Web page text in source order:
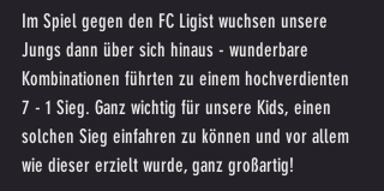
Im Spiel gegen den FC Ligist wuchsen unsere
Jungs dann über sich hinaus - wunderbare
Kombinationen führten zu einem hochverdienten
7 - 1 Sieg. Ganz wichtig für unsere Kids, einen
solchen Sieg einfahren zu können und vor allem
wie dieser erzielt wurde, ganz großartig!